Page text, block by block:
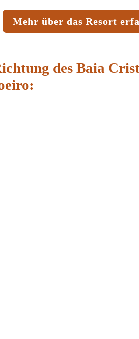
Mehr über das Resort
des Baia